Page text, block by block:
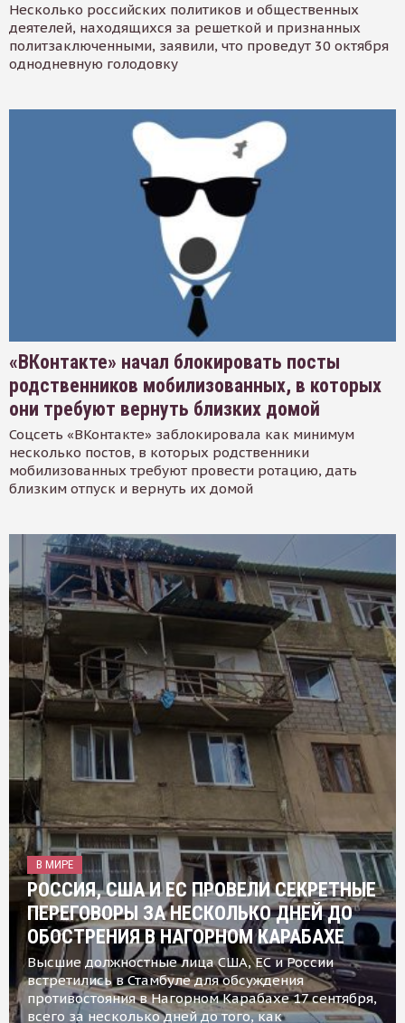
Несколько российских политиков и общественных
деятелей, находящихся за решеткой и признанных
политзаключенными, заявили, что проведут 30 октября
однодневную голодовку
«ВКонтакте» начал блокировать посты
родственников мобилизованных, в которых
они требуют вернуть близких домой
Соцсеть «ВКонтакте» заблокировала как минимум
несколько постов, в которых родственники
мобилизованных требуют провести ротацию, дать
близким отпуск и вернуть их домой
В МИРЕ
РОССИЯ, США И ЕС ПРОВЕЛИ СЕКРЕТНЫЕ
ПЕРЕГОВОРЫ ЗА НЕСКОЛЬКО ДНЕЙ ДО
ОБОСТРЕНИЯ В НАГОРНОМ КАРАБАХЕ
Высшие должностные лица США, ЕС и России
встретились в Стамбуле для обсуждения
противостояния в Нагорном Карабахе 17 сентября,
всего за несколько дней до того, как